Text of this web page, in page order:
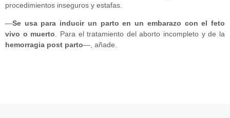
procedimientos inseguros y estafas.
—Se usa para inducir un parto en un embarazo con el feto
vivo o muerto . Para el tratamiento del aborto incompleto y de la
hemorragia post parto—, añade.